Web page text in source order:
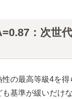
：次世
の最高等級4を得
基準が緩いだけ